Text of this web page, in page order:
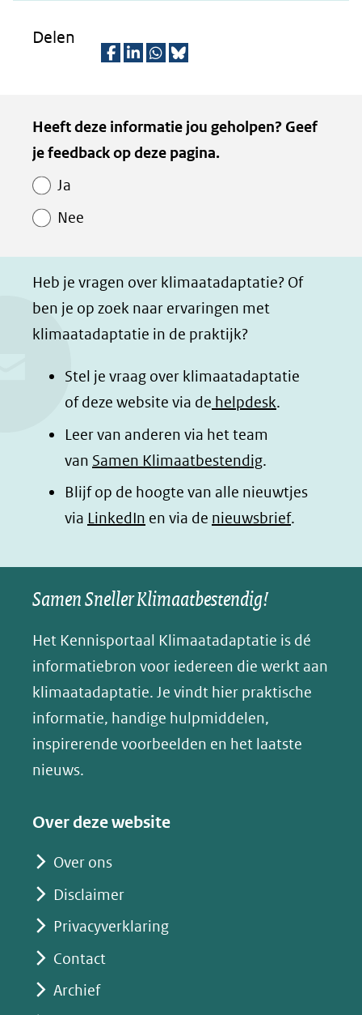
Delen
l
e
a
b
o
o
(opent
in
nieuw
venster)
naar
een
website)
l
e
i
d
I
(opent
in
nieuw
venster)
naar
een
website)
l
e
h
t
a
p
(opent
in
nieuw
venster)
naar
een
website)
z
e
n
d
l
e
o
p
B
l
e
s
y
(opent
in
nieuw
venster)
Kopie
van
Paginawaardering
Heeft deze informatie jou geholpen? Geef
je feedback op deze pagina.
Ja
Nee
Heb je vragen over klimaatadaptatie? Of
ben je op zoek naar ervaringen met
klimaatadaptatie in de praktijk?
Stel je vraag over klimaatadaptatie
of deze website via de helpdesk.
Leer van anderen via het team
van Samen Klimaatbestendig.
Blijf op de hoogte van alle nieuwtjes
via LinkedIn (opent
nieuw
venster)
naar
een
andere
website)
en via de nieuwsbrief.
Samen Sneller Klimaatbestendig!
Het Kennisportaal Klimaatadaptatie is dé
informatiebron voor iedereen die werkt aan
klimaatadaptatie. Je vindt hier praktische
informatie, handige hulpmiddelen,
inspirerende voorbeelden en het laatste
nieuws.
Over deze website
Over ons
Disclaimer
Privacyverklaring
Contact
Archief